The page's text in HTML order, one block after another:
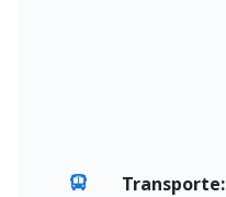
Transporte: